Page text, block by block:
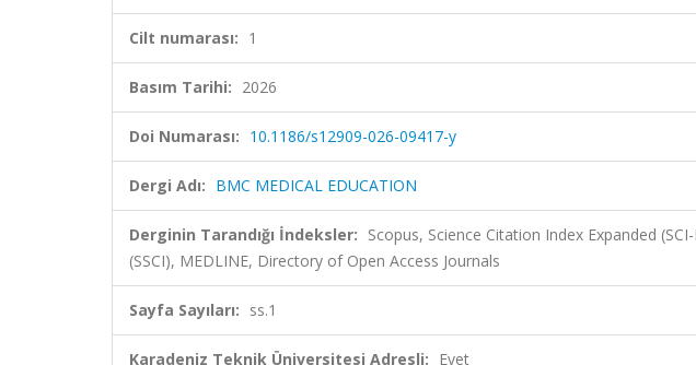
Cilt numarası: 1
Basım Tarihi: 2026
Doi Numarası: 10.1186/s12909-026-09417-y
Dergi Adı: BMC MEDICAL EDUCATION
Derginin Tarandığı İndeksler: Scopus, Science Citation Index Expanded
(SSCI), MEDLINE, Directory of Open Access Journals
Sayfa Sayıları: ss.1
Karadeniz Teknik Üniversitesi Adresli: Evet